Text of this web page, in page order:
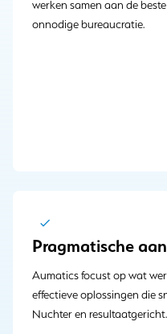
werken samen aan de
onnodige bureaucratie.
Pragmatische
Aumatics focust op wat
effectieve oplossingen die
Nuchter en resultaatgericht.